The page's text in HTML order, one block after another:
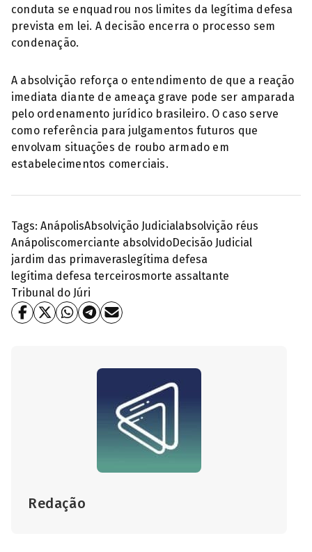
conduta se enquadrou nos limites da legítima defesa
prevista em lei. A decisão encerra o processo sem
condenação.
A absolvição reforça o entendimento de que a reação
imediata diante de ameaça grave pode ser amparada
pelo ordenamento jurídico brasileiro. O caso serve
como referência para julgamentos futuros que
envolvam situações de roubo armado em
estabelecimentos comerciais.
Tags: AnápolisAbsolvição Judicialabsolvição réus
Anápoliscomerciante absolvidoDecisão Judicial
jardim das primaveraslegítima defesa
legítima defesa terceirosmorte assaltante
Tribunal do Júri
Redação